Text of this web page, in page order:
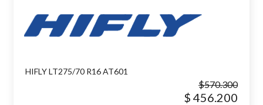
HIFLY LT275/70 R16 AT601
$570.300
$ 456.200